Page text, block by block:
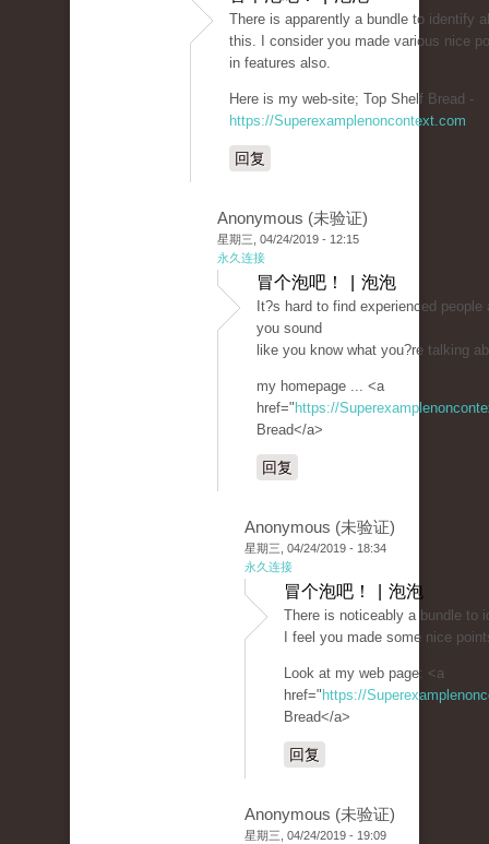
There is apparently a bundle to identify
this. I consider you made various nice
in features also.
Here is my web-site; Top Shelf Bread -
https://Superexamplenoncontext.com
回复
Anonymous (未验证)
星期三, 04/24/2019 - 12:15
永久连接
冒个泡吧！ | 泡泡
It?s hard to find experienced
you sound
like you know what you?re talking
my homepage ... <a
href=" https://
Bread</a>
回复
Anonymous (未验证)
星期三, 04/24/2019 - 18:34
永久连接
冒个泡吧！ | 泡泡
There is noticeably a bundle to
I feel you made some nice
Look at my web page: <a
href=" https://
Bread</a>
回复
Anonymous (未验证)
星期三, 04/24/2019 - 19:09